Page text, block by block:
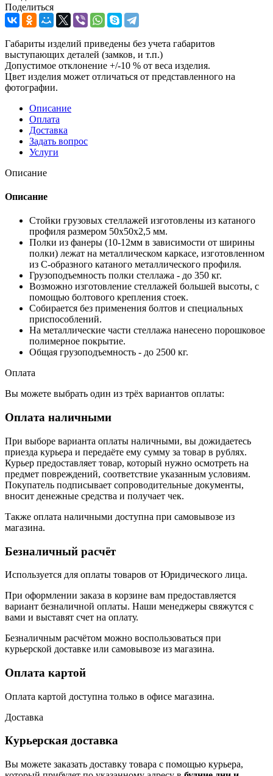
Поделиться
Габариты изделий приведены без учета габаритов
выступающих деталей (замков, и т.п.)
Допустимое отклонение +/-10 % от веса изделия.
Цвет изделия может отличаться от представленного на
фотографии.
Описание
Оплата
Доставка
Задать вопрос
Услуги
Описание
Описание
Стойки грузовых стеллажей изготовлены из катаного
профиля размером 50х50х2,5 мм.
Полки из фанеры (10-12мм в зависимости от ширины
полки) лежат на металлическом каркасе, изготовленном
из С-образного катаного металлического профиля.
Грузоподъемность полки стеллажа - до 350 кг.
Возможно изготовление стеллажей большей высоты, с
помощью болтового крепления стоек.
Собирается без применения болтов и специальных
приспособлений.
На металлические части стеллажа нанесено порошковое
полимерное покрытие.
Общая грузоподъемность - до 2500 кг.
Оплата
Вы можете выбрать один из трёх вариантов оплаты:
Оплата наличными
При выборе варианта оплаты наличными, вы дожидаетесь
приезда курьера и передаёте ему сумму за товар в рублях.
Курьер предоставляет товар, который нужно осмотреть на
предмет повреждений, соответствие указанным условиям.
Покупатель подписывает сопроводительные документы,
вносит денежные средства и получает чек.
Также оплата наличными доступна при самовывозе из
магазина.
Безналичный расчёт
Используется для оплаты товаров от Юридического лица.
При оформлении заказа в корзине вам предоставляется
вариант безналичной оплаты. Наши менеджеры свяжутся с
вами и выставят счет на оплату.
Безналичным расчётом можно воспользоваться при
курьерской доставке или самовывозе из магазина.
Оплата картой
Оплата картой доступна только в офисе магазина.
Доставка
Курьерская доставка
Вы можете заказать доставку товара с помощью курьера,